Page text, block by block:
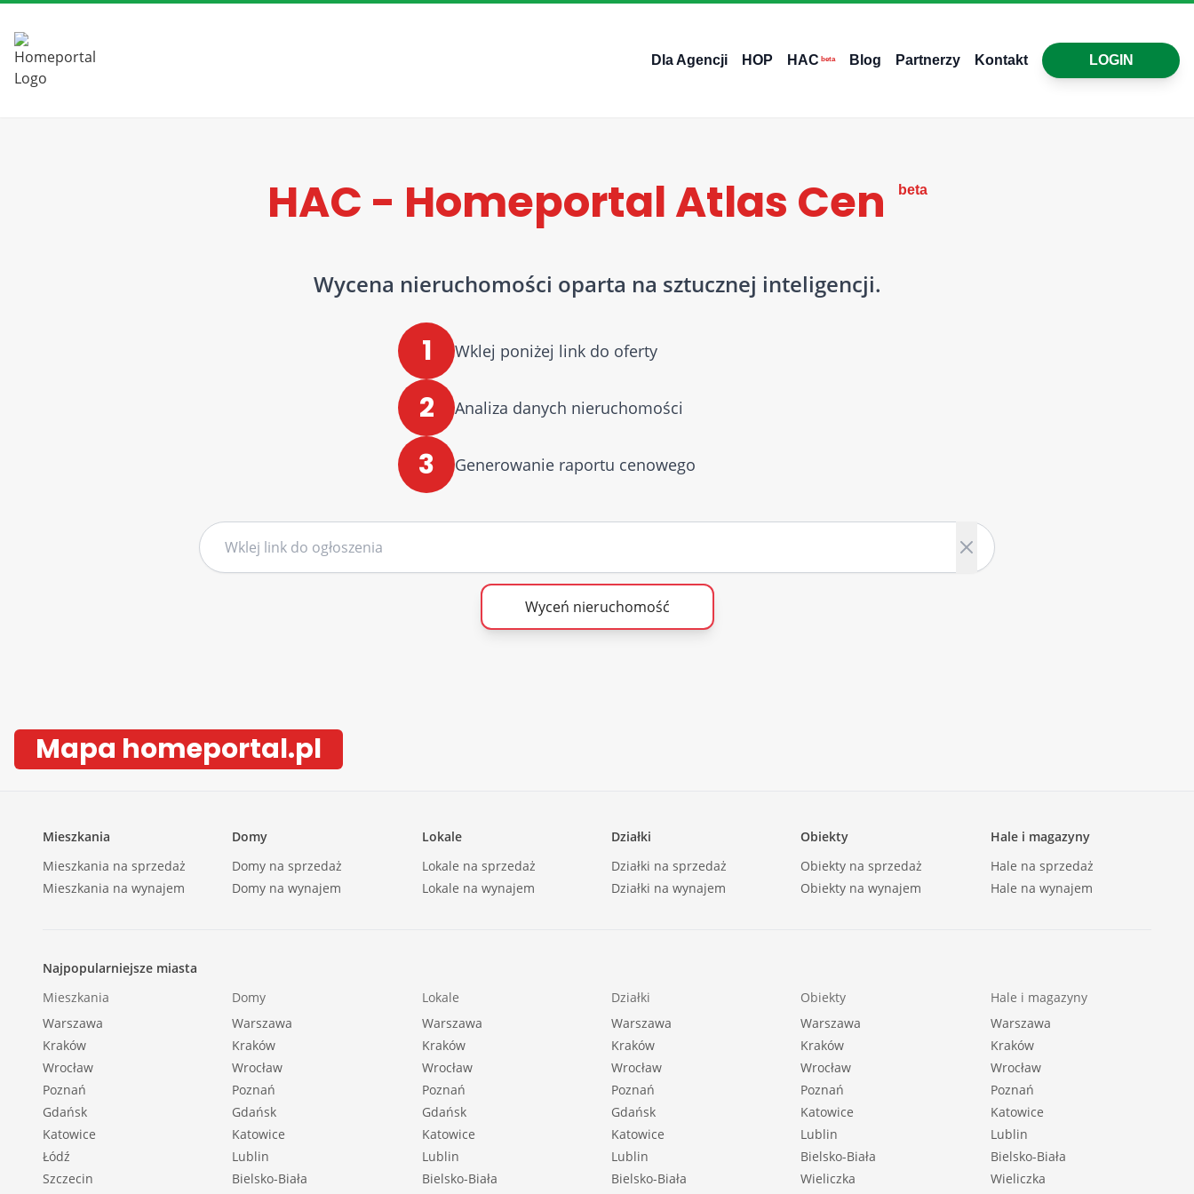
Dla Agencji HOP HAC beta Blog Partnerzy Kontakt LOGIN
HAC - Homeportal Atlas Cen beta
Wycena nieruchomości oparta na sztucznej inteligencji.
1 Wklej poniżej link do oferty
2 Analiza danych nieruchomości
3 Generowanie raportu cenowego
Wyceń nieruchomość
Mapa homeportal.pl
Mieszkania
Mieszkania na sprzedaż
Mieszkania na wynajem
Domy
Domy na sprzedaż
Domy na wynajem
Lokale
Lokale na sprzedaż
Lokale na wynajem
Działki
Działki na sprzedaż
Działki na wynajem
Obiekty
Obiekty na sprzedaż
Obiekty na wynajem
Hale i magazyny
Hale na sprzedaż
Hale na wynajem
Najpopularniejsze miasta
Mieszkania
Warszawa
Kraków
Wrocław
Poznań
Gdańsk
Katowice
Łódź
Szczecin
Domy
Warszawa
Kraków
Wrocław
Poznań
Gdańsk
Katowice
Lublin
Bielsko-Biała
Lokale
Warszawa
Kraków
Wrocław
Poznań
Gdańsk
Katowice
Lublin
Bielsko-Biała
Działki
Warszawa
Kraków
Wrocław
Poznań
Gdańsk
Katowice
Lublin
Bielsko-Biała
Obiekty
Warszawa
Kraków
Wrocław
Poznań
Katowice
Lublin
Bielsko-Biała
Wieliczka
Hale i magazyny
Warszawa
Kraków
Wrocław
Poznań
Katowice
Lublin
Bielsko-Biała
Wieliczka